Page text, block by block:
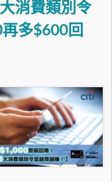
消費類別令
多$600回